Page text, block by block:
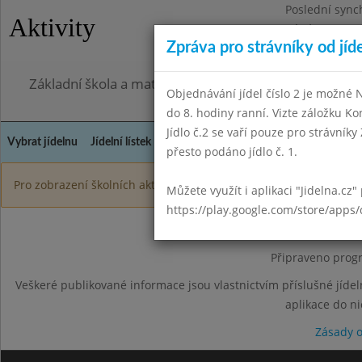
Aktivity
Poslední
Pátek
Omezení
Základní škola a mateřská škola Jarov, Praha 3, V
Vybrat jídelnu Jídelní lístek Historie Kontakty a informace
Pro zobrazení školních aktivit je nutné být přihlášen.
Připraveno
Veškeré publikované informace jsou vlastnictvím příslušné
aplikace do
Zásady
Zpráva pro strávníky od
Objednávání jídel číslo 2 je možné
do 8. hodiny ranní. Vizte záložku
Jídlo č.2 se vaří pouze pro
přesto podáno jídlo č. 1.
Můžete využít i aplikaci
https://play.google.com/store/